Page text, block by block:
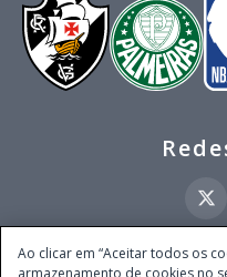
Este site é operado pela Ventmear
Ao clicar em “Aceitar todos os
armazenamento de cookies no